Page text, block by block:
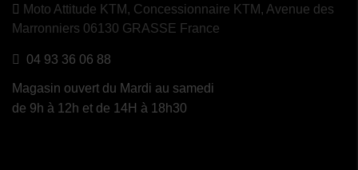
Moto Attitude KTM, Concessionnaire KTM, Avenue des
Marronniers 06130 GRASSE France
04 93 36 06 88
Magasin ouvert du Mardi au samedi
de 9h à 12h et de 14H à 18h30